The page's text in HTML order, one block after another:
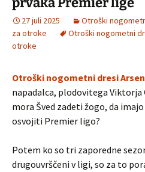
27 juli 2025 Otroški
za otroke
Otroški nogometni
otroke
Otroški nogometni dresi
napadalca, plodovitega
mora Šved zadeti žogo, da
osvojiti Premier ligo?
Potem ko so tri zaporedne
drugouvrščeni v ligi, so za to